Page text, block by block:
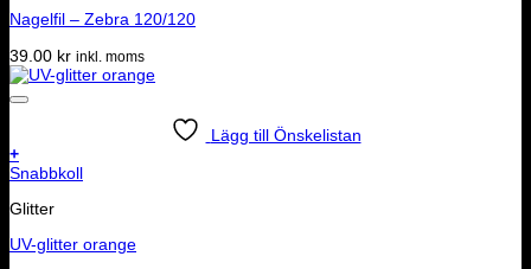
Nagelfil – Zebra 120/120
39.00 kr inkl. moms
Lägg till Önskelistan
+
Snabbkoll
Glitter
UV-glitter orange